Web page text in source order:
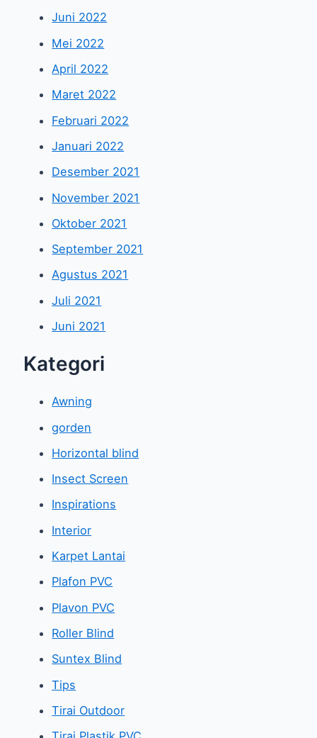
Juni 2022
Mei 2022
April 2022
Maret 2022
Februari 2022
Januari 2022
Desember 2021
November 2021
Oktober 2021
September 2021
Agustus 2021
Juli 2021
Juni 2021
Kategori
Awning
gorden
Horizontal blind
Insect Screen
Inspirations
Interior
Karpet Lantai
Plafon PVC
Plavon PVC
Roller Blind
Suntex Blind
Tips
Tirai Outdoor